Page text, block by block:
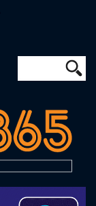
Φόρμα
Αναζήτηση